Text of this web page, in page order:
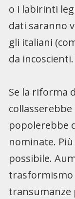
o i labirinti
dati saranno
gli italiani
da
Se la riforma
popolerebbe
nominate.
possibile.
trasformismo
transumanze